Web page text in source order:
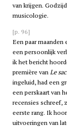
van krijgen.
musicologie.
[p. 96]
Een paar maanden
een persoonlijk
ik het bericht
première vanLe
ingeluid, had een
een perskaart van
recensies schreef,
eerste rang. Ik
uitvoeringen van